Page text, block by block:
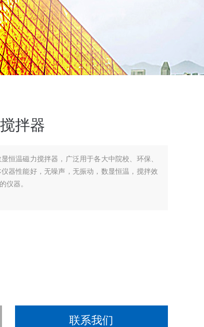
拌器
恒温磁力搅拌器，广泛用于各大中院校、环保、
器性能好，无噪声，无振动，数显恒温，搅拌效
仪器。
联系我们